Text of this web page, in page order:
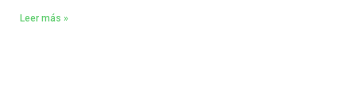
Leer más »